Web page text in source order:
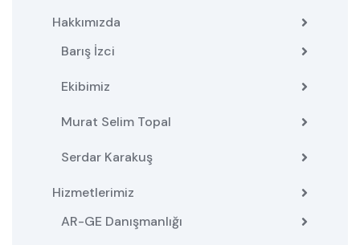
Hakkımızda
Barış İzci
Ekibimiz
Murat Selim Topal
Serdar Karakuş
Hizmetlerimiz
AR-GE Danışmanlığı